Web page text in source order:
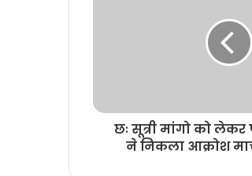
छः सूत्री मांगो को लेकर
ने निकला आक्रोश